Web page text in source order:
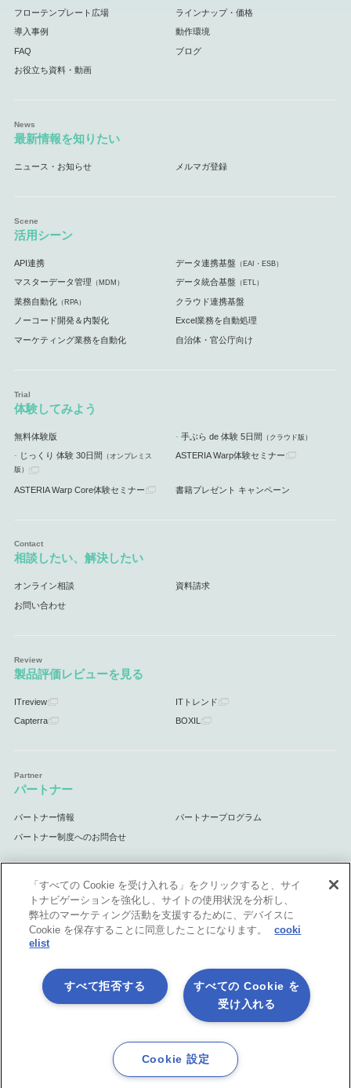
フローテンプレート広場 ラインナップ・価格
導入事例 動作環境
FAQ ブログ
お役立ち資料・動画
最新情報を知りたい
ニュース・お知らせ メルマガ登録
活用シーン
API連携 データ連携基盤 （EAI・ESB）
マスターデータ管理 （MDM） データ統合基盤 （ETL）
業務自動化（RPA） クラウド連携基盤
ノーコード開発＆内製化 Excel業務を自動処理
マーケティング業務を自動化 自治体・官公庁向け
体験してみよう
無料体験版 手ぶら de 体験 5日間 （クラウド版）
じっくり 体験 30日間 （オンプレミス
版）
ASTERIA Warp体験セミナー
ASTERIA Warp Core体験セミナー 書籍プレゼント キャンペーン
相談したい、解決したい
オンライン相談 資料請求
お問い合わせ
製品評価レビューを見る
ITreview ITトレンド
Capterra BOXIL
パートナー
パートナー情報 パートナープログラム
パートナー制度へのお問合せ
サポート
サポート情報
各社商標について
会社情報
©1998-2026 Asteria Corporation.
「すべての Cookie を受け入れる」をクリックすると、サイ
トナビゲーションを強化し、サイトの使用状況を分析し、
弊社のマーケティング活動を支援するために、デバイスに
Cookie を保存することに同意したことになります。
cooki
elist
すべての Cookie を
受け入れる
すべて拒否する
Cookie 設定